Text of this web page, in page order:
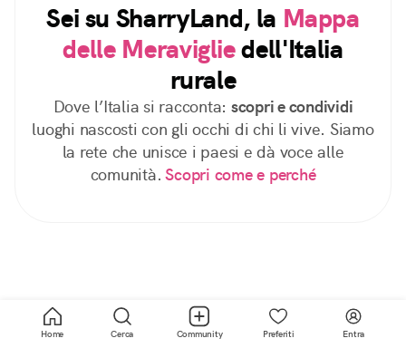
Sei su SharryLand, la Mappa
delle Meravigliedell'Italia
rurale
Dove l’Italia si racconta: scopri e condividi
luoghi nascosti con gli occhi di chi li vive. Siamo
la rete che unisce i paesi e dà voce alle
comunità. Scopri come e perché
Home Cerca Community Preferiti Entra